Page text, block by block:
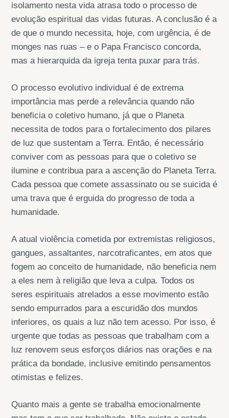
isolamento nesta vida atrasa todo o processo de
evolução espiritual das vidas futuras. A conclusão é a
de que o mundo necessita, hoje, com urgência, é de
monges nas ruas – e o Papa Francisco concorda,
mas a hierarquida da igreja tenta puxar para trás.
O processo evolutivo individual é de extrema
importância mas perde a relevância quando não
beneficia o coletivo humano, já que o Planeta
necessita de todos para o fortalecimento dos pilares
de luz que sustentam a Terra. Então, é necessário
conviver com as pessoas para que o coletivo se
ilumine e contribua para a ascenção do Planeta Terra.
Cada pessoa que comete assassinato ou se suicida é
uma trava que é erguida do progresso de toda a
humanidade.
A atual violência cometida por extremistas religiosos,
gangues, assaltantes, narcotraficantes, em atos que
fogem ao conceito de humanidade, não beneficia nem
a eles nem à religião que leva a culpa. Todos os
seres espirituais atrelados a esse movimento estão
sendo empurrados para a escuridão dos mundos
inferiores, os quais a luz não tem acesso. Por isso, é
urgente que todas as pessoas que trabalham com a
luz renovem seus esforços diários nas orações e na
prática da bondade, inclusive emitindo pensamentos
otimistas e felizes.
Quanto mais a gente se trabalha emocionalmente